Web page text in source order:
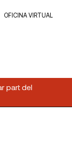
OFICINA VIRTUAL
part del